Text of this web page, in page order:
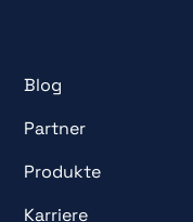
Blog
Partner
Produkte
Karriere